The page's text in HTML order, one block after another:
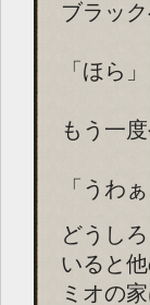
ブラッ
「ほら」
もう一
「うわ
どうし
いると
ミオの